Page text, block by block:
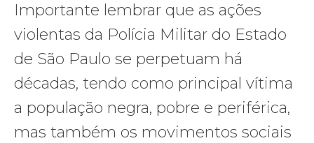
Importante lembrar que as ações
violentas da Polícia Militar do Estado
de São Paulo se perpetuam há
décadas, tendo como principal vítima
a população negra, pobre e periférica,
mas também os movimentos sociais